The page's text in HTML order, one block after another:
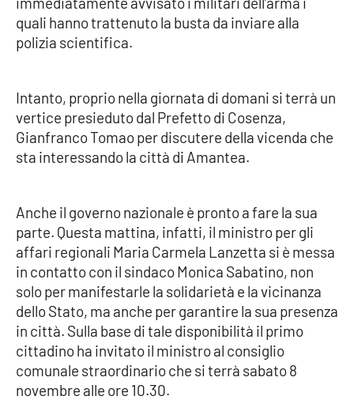
Sanità
Sport
Good Morning Vietnam
Parchi Marini Calabria
Leggendo Alvaro insieme
Imprese Di Calabria
Le perfidie di Antonella Grippo
quali hanno trattenuto la busta da inviare alla
polizia scientifica.
Intanto, proprio nella giornata di domani si terrà un
vertice presieduto dal Prefetto di Cosenza,
Gianfranco Tomao per discutere della vicenda che
sta interessando la città di Amantea.
Anche il governo nazionale è pronto a fare la sua
parte. Questa mattina, infatti, il ministro per gli
affari regionali Maria Carmela Lanzetta si è messa
in contatto con il sindaco Monica Sabatino, non
solo per manifestarle la solidarietà e la vicinanza
dello Stato, ma anche per garantire la sua presenza
in città. Sulla base di tale disponibilità il primo
cittadino ha invitato il ministro al consiglio
comunale straordinario che si terrà sabato 8
novembre alle ore 10.30.